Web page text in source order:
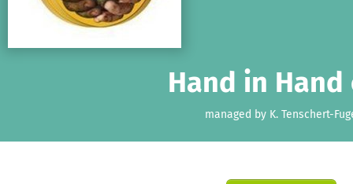
Hand in Hand
managed by K. Tenschert-